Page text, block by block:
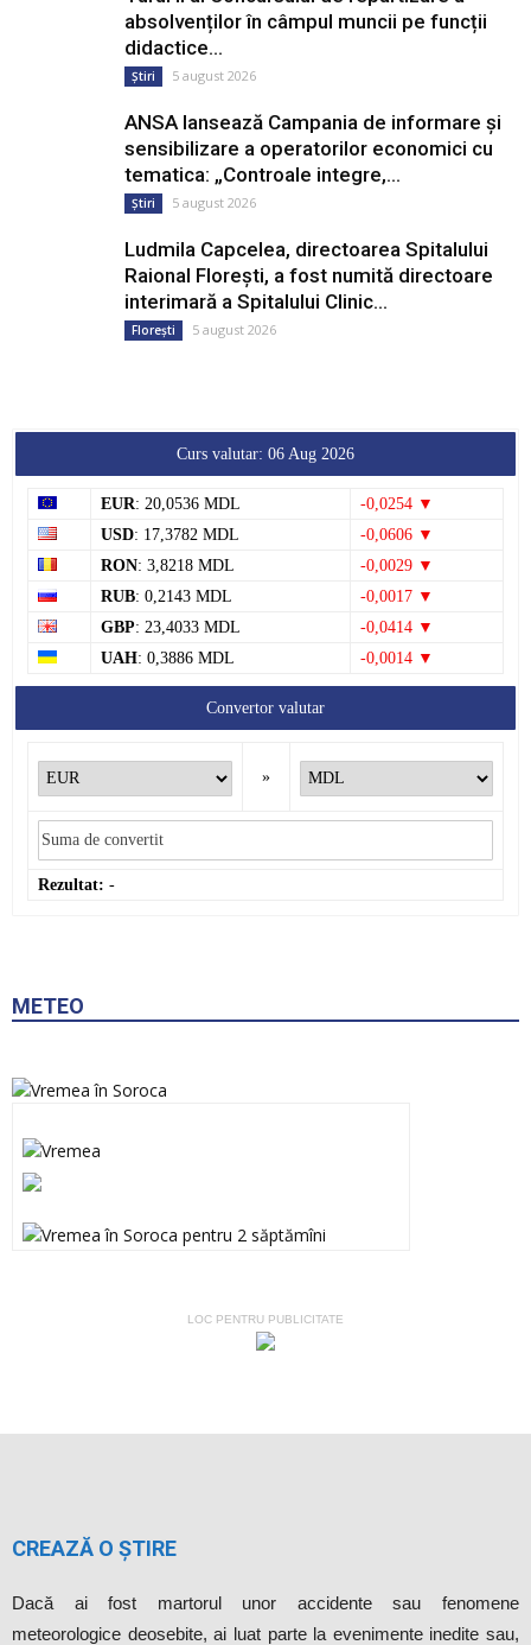
absolvenților în câmpul muncii pe funcții
didactice...
Știri 5 august 2026
ANSA lansează Campania de informare și
sensibilizare a operatorilor economici cu
tematica: „Controale integre,...
Știri 5 august 2026
Ludmila Capcelea, directoarea Spitalului
Raional Florești, a fost numită directoare
interimară a Spitalului Clinic...
Florești 5 august 2026
Curs valutar: 06 Aug 2026
EUR: 20,0536 MDL
-0,0254 ▼
USD: 17,3782 MDL
-0,0606 ▼
RON: 3,8218 MDL
-0,0029 ▼
RUB: 0,2143 MDL
-0,0017 ▼
GBP: 23,4033 MDL
-0,0414 ▼
UAH: 0,3886 MDL -0,0014 ▼
Convertor valutar
»
Rezultat: -
METEO
LOC PENTRU PUBLICITATE
CREAZĂ O ȘTIRE
Dacă ai fost martorul unor accidente sau fenomene
meteorologice deosebite, ai luat parte la evenimente inedite sau,